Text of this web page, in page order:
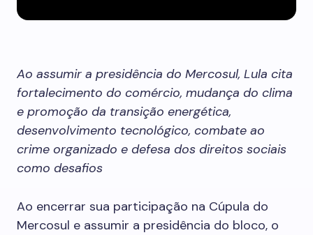
Ao assumir a presidência do Mercosul, Lula cita
fortalecimento do comércio, mudança do clima
e promoção da transição energética,
desenvolvimento tecnológico, combate ao
crime organizado e defesa dos direitos sociais
como desafios
Ao encerrar sua participação na Cúpula do
Mercosul e assumir a presidência do bloco, o